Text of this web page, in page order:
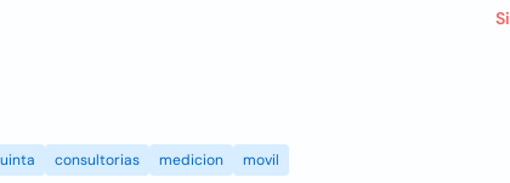
consultorias medicion movil